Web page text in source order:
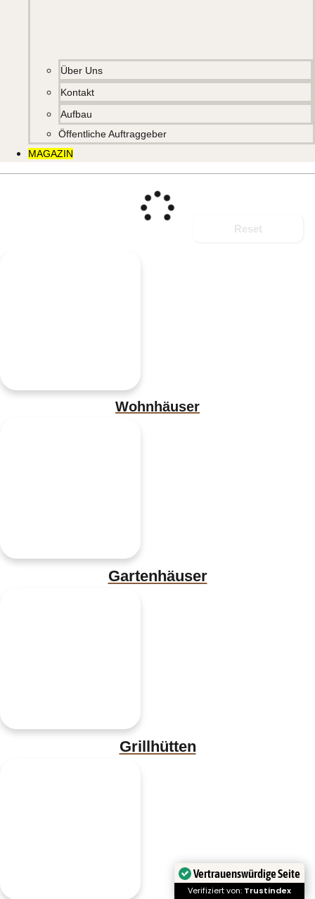
Über Uns
Kontakt
Aufbau
Öffentliche Auftraggeber
MAGAZIN
Reset
Wohnhäuser
Gartenhäuser
Grillhütten
Vertrauenswürdige Seite
Verifiziert von: Trustindex